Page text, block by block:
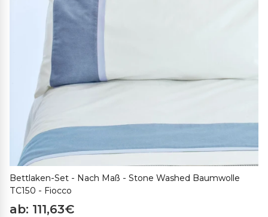
Bettlaken-Set - Nach Maß - Stone Washed Baumwolle
TC150 - Fiocco
ab: 111,63€